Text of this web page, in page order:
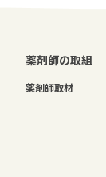
薬剤師の取組
薬剤師取材